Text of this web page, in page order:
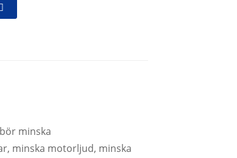
minska
minska motorljud, minska